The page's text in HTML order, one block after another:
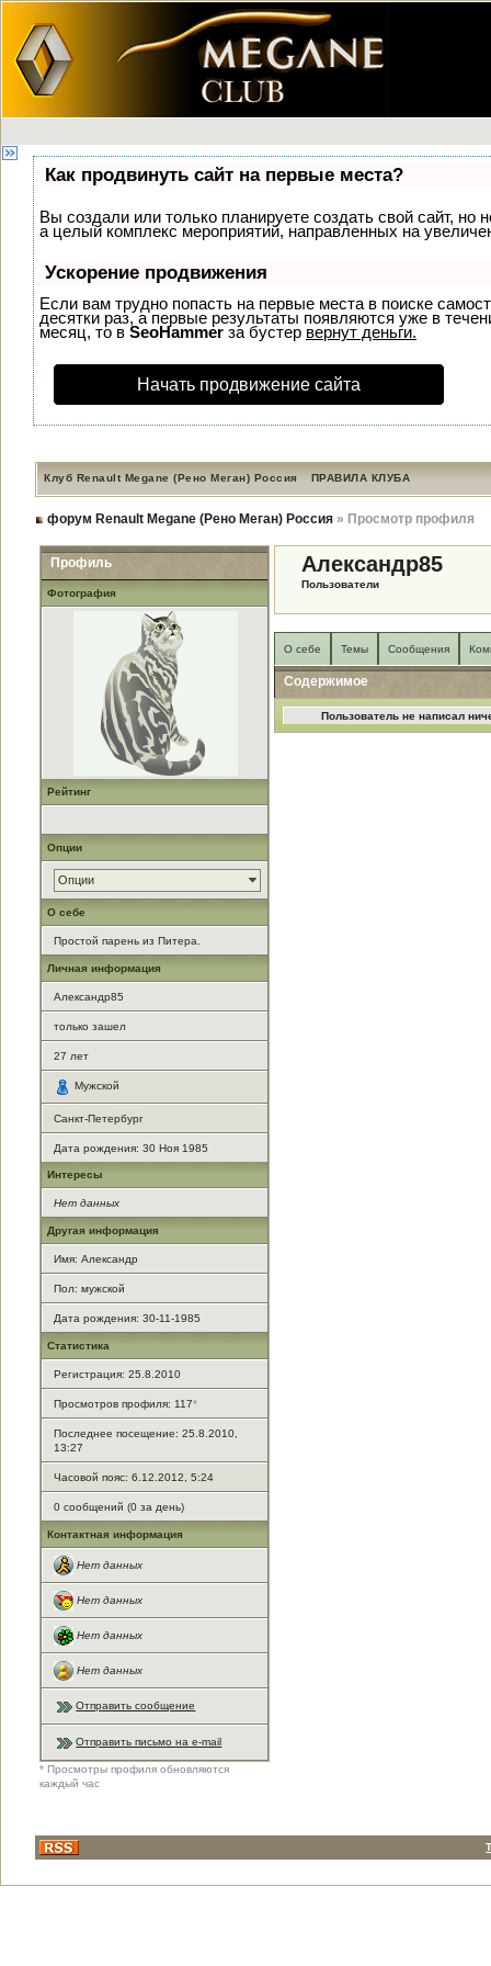
Как продвинуть сайт на первые места?
Вы создали или только планируете создать свой сайт, но
а целый комплекс мероприятий, направленных на
Ускорение продвижения
Если вам трудно попасть на первые места в поиске
десятки раз, а первые результаты появляются уже в
месяц, то в SeoHammer за бустер вернут деньги.
Начать продвижение сайта
Клуб Renault Megane (Рено Меган) Россия ПРАВИЛА КЛУБА
форум Renault Megane (Рено Меган) Россия » Просмотр профиля
Профиль
Фотография
Рейтинг
Опции
Опции
О себе
Простой парень из Питера.
Личная информация
Александр85
только зашел
27 лет
Мужской
Санкт-Петербург
Дата рождения: 30 Ноя 1985
Интересы
Нет данных
Другая информация
Имя: Александр
Пол: мужской
Дата рождения: 30-11-1985
Статистика
Регистрация: 25.8.2010
Просмотров профиля: 117*
Последнее посещение: 25.8.2010,
13:27
Часовой пояс: 6.12.2012, 5:24
0 сообщений (0 за день)
Контактная информация
Нет данных
Нет данных
Нет данных
Нет данных
Отправить сообщение
Отправить письмо на e-mail
* Просмотры профиля обновляются
каждый час
Александр85
Пользователи
О себе Темы Сообщения
Содержимое
Пользователь не написал